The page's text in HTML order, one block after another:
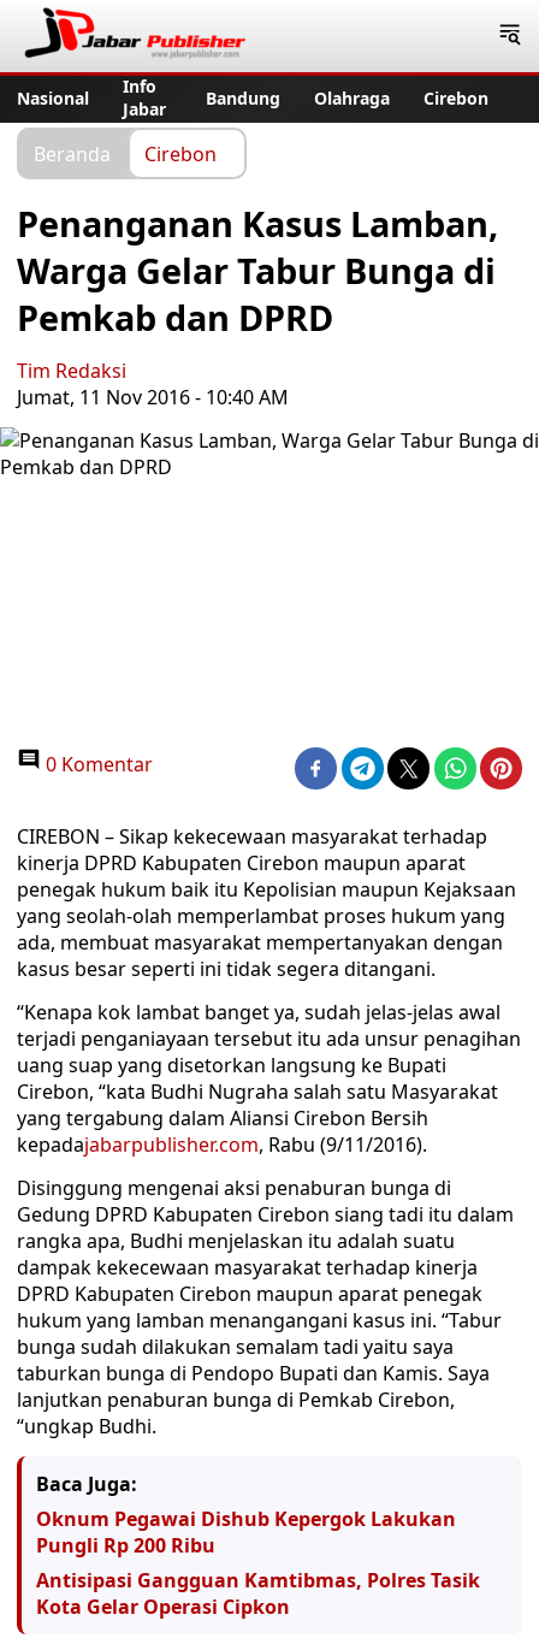
Nasional
Info
Jabar
Bandung Olahraga Cirebon
Beranda Cirebon
Penanganan Kasus Lamban,
Warga Gelar Tabur Bunga di
Pemkab dan DPRD
Tim Redaksi
Jumat, 11 Nov 2016 - 10:40 AM
0 Komentar
CIREBON – Sikap kekecewaan masyarakat terhadap
kinerja DPRD Kabupaten Cirebon maupun aparat
penegak hukum baik itu Kepolisian maupun Kejaksaan
yang seolah-olah memperlambat proses hukum yang
ada, membuat masyarakat mempertanyakan dengan
kasus besar seperti ini tidak segera ditangani.
“Kenapa kok lambat banget ya, sudah jelas-jelas awal
terjadi penganiayaan tersebut itu ada unsur penagihan
uang suap yang disetorkan langsung ke Bupati
Cirebon, “kata Budhi Nugraha salah satu Masyarakat
yang tergabung dalam Aliansi Cirebon Bersih
kepadajabarpublisher.com, Rabu (9/11/2016).
Disinggung mengenai aksi penaburan bunga di
Gedung DPRD Kabupaten Cirebon siang tadi itu dalam
rangka apa, Budhi menjelaskan itu adalah suatu
dampak kekecewaan masyarakat terhadap kinerja
DPRD Kabupaten Cirebon maupun aparat penegak
hukum yang lamban menangangani kasus ini. “Tabur
bunga sudah dilakukan semalam tadi yaitu saya
taburkan bunga di Pendopo Bupati dan Kamis. Saya
lanjutkan penaburan bunga di Pemkab Cirebon,
“ungkap Budhi.
Baca Juga:
Oknum Pegawai Dishub Kepergok Lakukan
Pungli Rp 200 Ribu
Antisipasi Gangguan Kamtibmas, Polres Tasik
Kota Gelar Operasi Cipkon